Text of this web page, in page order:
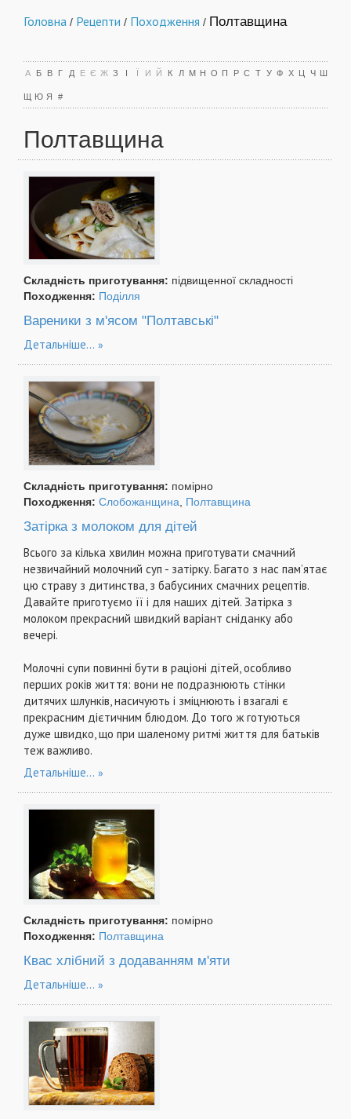
Головна / Рецепти / Походження / Полтавщина
А Б В Г Д Е Є Ж З І Ї И Й К Л М Н О П Р С Т У Ф Х Ц Ч Ш
Щ Ю Я #
Полтавщина
Складність приготування: підвищенної складності
Походження: Поділля
Вареники з м'ясом "Полтавські"
Детальніше...
Складність приготування: помірно
Походження: Слобожанщина Полтавщина
Затірка з молоком для дітей
Всього за кілька хвилин можна приготувати смачний
незвичайний молочний суп - затірку. Багато з нас пам’ятає
цю страву з дитинства, з бабусиних смачних рецептів.
Давайте приготуємо її і для наших дітей. Затірка з
молоком прекрасний швидкий варіант сніданку або
вечері.
Молочні супи повинні бути в раціоні дітей, особливо
перших років життя: вони не подразнюють стінки
дитячих шлунків, насичують і зміцнюють і взагалі є
прекрасним дієтичним блюдом. До того ж готуються
дуже швидко, що при шаленому ритмі життя для батьків
теж важливо.
Детальніше...
Складність приготування: помірно
Походження: Полтавщина
Квас хлібний з додаванням м'яти
Детальніше...